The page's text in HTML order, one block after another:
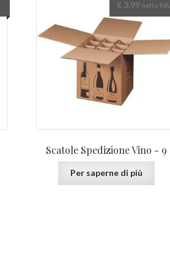
Scatole Spedizione Vino - 9
€3,99 netto IVA
Per saperne di più